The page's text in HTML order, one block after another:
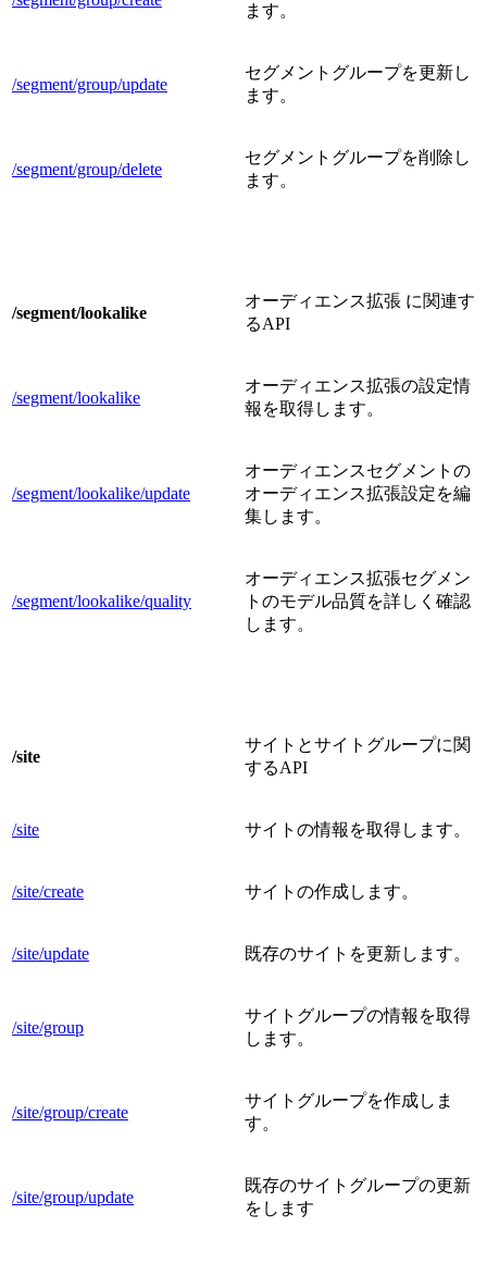
ます。
/segment/group/update
セグメントグループを更新し
ます。
/segment/group/delete
セグメントグループを削除し
ます。
/segment/lookalike
オーディエンス拡張 に関連す
るAPI
/segment/lookalike
オーディエンス拡張の設定情
報を取得します。
/segment/lookalike/update
オーディエンスセグメントの
オーディエンス拡張設定を編
集します。
/segment/lookalike/quality
オーディエンス拡張セグメン
トのモデル品質を詳しく確認
します。
/site
サイトとサイトグループに関
するAPI
/site サイトの情報を取得します。
/site/create サイトの作成します。
/site/update 既存のサイトを更新します。
/site/group
サイトグループの情報を取得
します。
/site/group/create
サイトグループを作成しま
す。
/site/group/update
既存のサイトグループの更新
をします